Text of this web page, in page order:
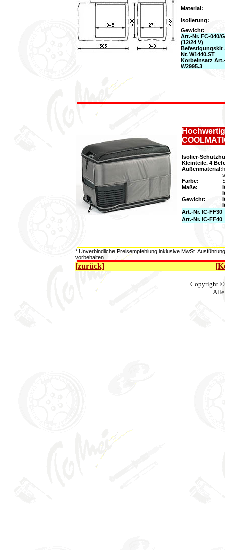
Material:
Isolierung:
Gewicht:
Art.-Nr. FC-040/G
(12/24 V)
Befestigungskit
Nr. W1440.ST
Korbeinsatz
W2995.3
Isolier-
Kleinteile. 4
Außenmaterial:
Farbe:
Maße:
Gewicht:
Art.-Nr. IC-FF30
Art.-Nr. IC-FF40
* Unverbindliche Preisempfehlung inklusive MwSt.
vorbehalten.
[zurück]
Copyright
Alle